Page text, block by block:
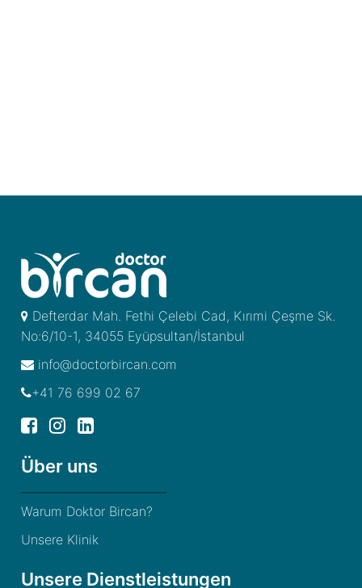
Defterdar Mah. Fethi Çelebi Cad, Kırımi Çeşme Sk.
No:6/10-1, 34055 Eyüpsultan/İstanbul
info@doctorbircan.com
+41 76 699 02 67
Über uns
Warum Doktor Bircan?
Unsere Klinik
Unsere Dienstleistungen